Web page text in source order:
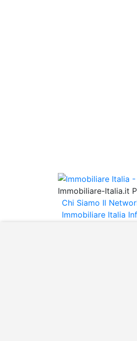
Immobiliare-Italia.it
Chi Siamo Il
Immobiliare Italia
Gli annunci
italia.it quindi non